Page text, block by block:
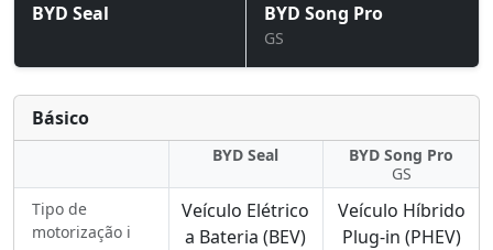
BYD Seal BYD Song Pro
GS
Básico
BYD Seal
BYD Song Pro
GS
Tipo de
motorização ℹ️
Veículo Elétrico
a Bateria (BEV)
Veículo Híbrido
Plug-in (PHEV)